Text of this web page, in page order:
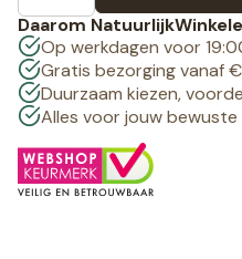
Daarom
Op werkdagen voor
Gratis bezorging vanaf
Duurzaam kiezen,
Alles voor jouw bewuste